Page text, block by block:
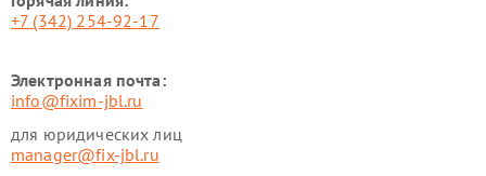
+7 (342) 254-92-17
Электронная почта:
info@fixim-jbl.ru
для юридических лиц
manager@fix-jbl.ru